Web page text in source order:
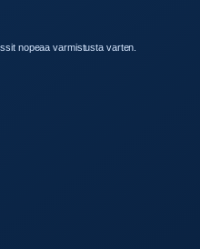
nopeaa varmistusta varten.